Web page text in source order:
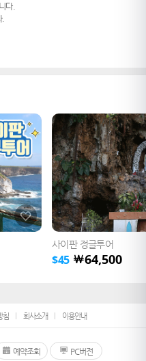
다.
사이판 정글투어
$45 ￦64,500
침 회사소개 이용안내
예약조회 PC버전